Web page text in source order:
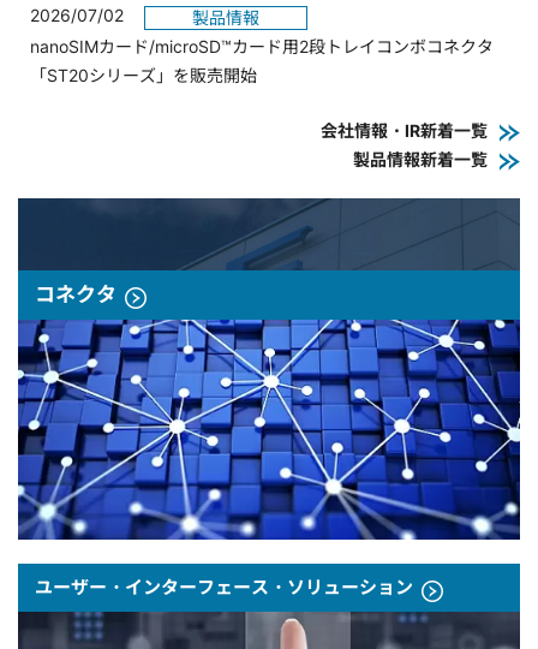
2026/07/02
製品情報
nanoSIMカード/microSD™カード用2段トレイコンボコネクタ
「ST20シリーズ」を販売開始
会社情報・IR新着一覧
製品情報新着一覧
コネクタ
ユーザー・インターフェース・ソリューション